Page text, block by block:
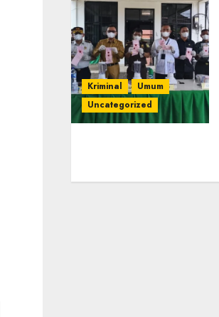
Kriminal
Umum
Uncategorized